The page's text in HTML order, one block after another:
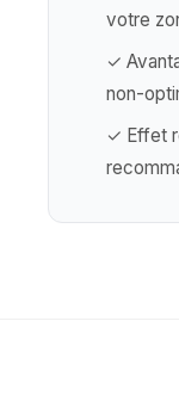
votre
✓
non-
✓ Effet